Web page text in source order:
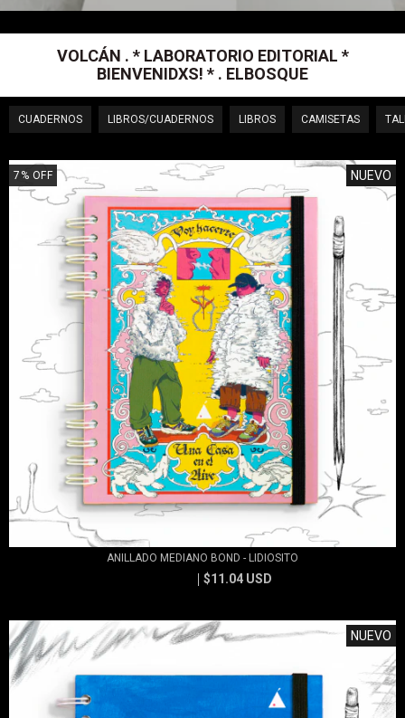
VOLCÁN . * LABORATORIO EDITORIAL *
BIENVENIDXS! * . ELBOSQUE
CUADERNOS LIBROS/CUADERNOS LIBROS CAMISETAS
7 % OFF NUEVO
ANILLADO MEDIANO BOND - LIDIOSITO
$11.04 USD
NUEVO